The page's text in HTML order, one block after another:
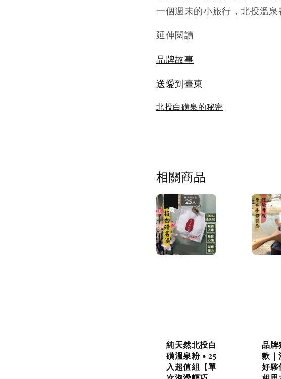
一個週末的小旅行，北投溫泉
延伸閱讀
品牌故事
送愛到臺東
北投白磺泉的秘密
相關商品
純天然北投白
磺溫泉粉 • 25
入超值組【單
品牌
款｜
好夥